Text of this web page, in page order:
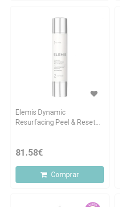
Elemis Dynamic
Resurfacing Peel & Reset
81.58€
Comprar